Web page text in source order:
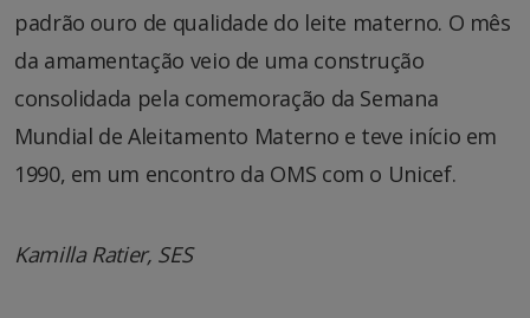
padrão ouro de qualidade do leite materno. O mês
da amamentação veio de uma construção
consolidada pela comemoração da Semana
Mundial de Aleitamento Materno e teve início em
1990, em um encontro da OMS com o Unicef.
Kamilla Ratier, SES